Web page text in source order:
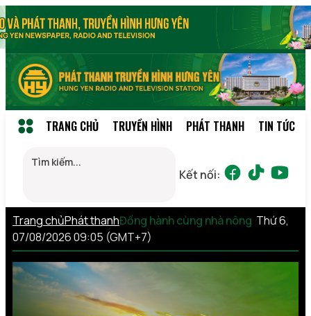
TRANG CHỦ TRUYỀN HÌNH PHÁT THANH TIN TỨC
Kết nối:
Trang chủPhát thanhĐồng hành cùng nhà nông Thứ 6,
07/08/2026 09:05 (GMT+7)